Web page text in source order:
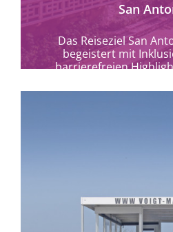
San
Das Reiseziel San
begeistert mit
barrierefreien